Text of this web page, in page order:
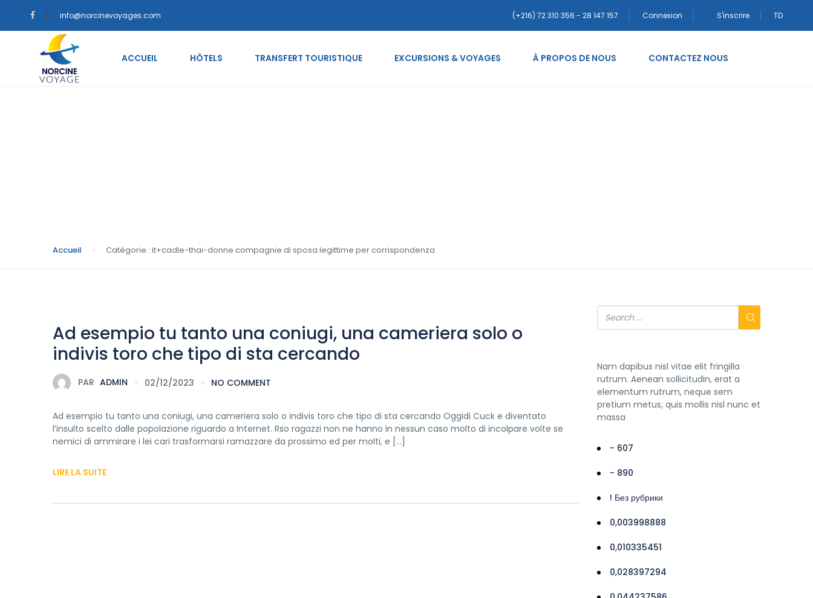
info@norcinevoyages.com (+216) 72 310 356 - 28 147 157 Connexion S'inscrire TD
ACCUEIL HÔTELS TRANSFERT TOURISTIQUE EXCURSIONS & VOYAGES À PROPOS DE NOUS CONTACTEZ NOUS
Accueil Catégorie : it+cadle-thai-donne compagnie di sposa legittime per corrispondenza
Ad esempio tu tanto una coniugi, una cameriera solo o
indivis toro che tipo di sta cercando
PAR ADMIN 02/12/2023 NO COMMENT
Ad esempio tu tanto una coniugi, una cameriera solo o indivis toro che tipo di sta cercando Oggidi Cuck e diventato
l’insulto scelto dalle popolazione riguardo a Internet. Rso ragazzi non ne hanno in nessun caso molto di incolpare volte se
nemici di ammirare i lei cari trasformarsi ramazzare da prossimo ed per molti, e […]
LIRE LA SUITE
Nam dapibus nisl vitae elit fringilla
rutrum. Aenean sollicitudin, erat a
elementum rutrum, neque sem
pretium metus, quis mollis nisl nunc et
massa
- 607
- 890
! Без рубрики
0,003998888
0,010335451
0,028397294